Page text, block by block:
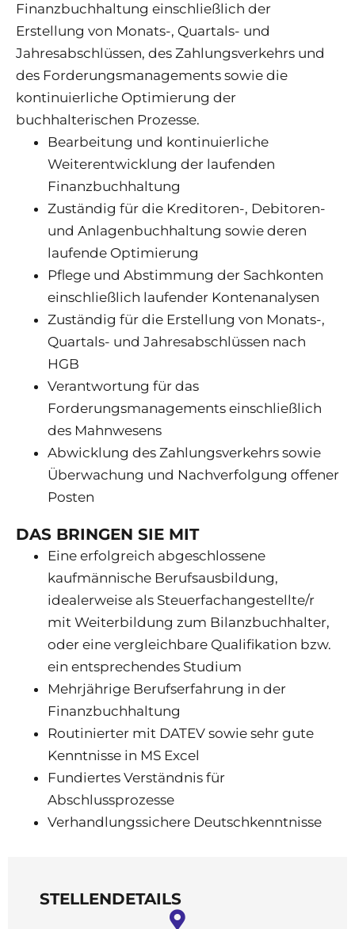
Finanzbuchhaltung einschließlich der
Erstellung von Monats-, Quartals- und
Jahresabschlüssen, des Zahlungsverkehrs und
des Forderungsmanagements sowie die
kontinuierliche Optimierung der
buchhalterischen Prozesse.
Bearbeitung und kontinuierliche
Weiterentwicklung der laufenden
Finanzbuchhaltung
Zuständig für die Kreditoren-, Debitoren-
und Anlagenbuchhaltung sowie deren
laufende Optimierung
Pflege und Abstimmung der Sachkonten
einschließlich laufender Kontenanalysen
Zuständig für die Erstellung von Monats-,
Quartals- und Jahresabschlüssen nach
HGB
Verantwortung für das
Forderungsmanagements einschließlich
des Mahnwesens
Abwicklung des Zahlungsverkehrs sowie
Überwachung und Nachverfolgung offener
Posten
DAS BRINGEN SIE MIT
Eine erfolgreich abgeschlossene
kaufmännische Berufsausbildung,
idealerweise als Steuerfachangestellte/r
mit Weiterbildung zum Bilanzbuchhalter,
oder eine vergleichbare Qualifikation bzw.
ein entsprechendes Studium
Mehrjährige Berufserfahrung in der
Finanzbuchhaltung
Routinierter mit DATEV sowie sehr gute
Kenntnisse in MS Excel
Fundiertes Verständnis für
Abschlussprozesse
Verhandlungssichere Deutschkenntnisse
STELLENDETAILS